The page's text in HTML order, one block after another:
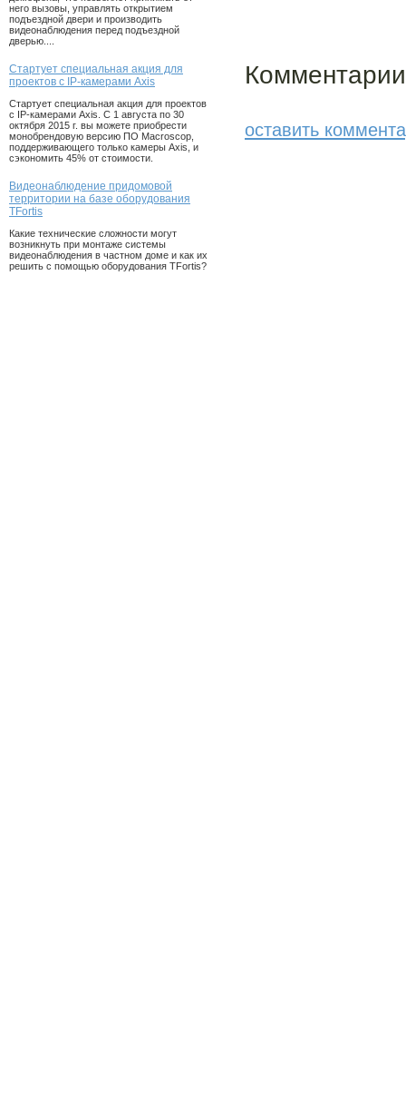
него вызовы, управлять открытием
подъездной двери и производить
видеонаблюдения перед подъездной
дверью....
Стартует специальная акция для
проектов с IP-камерами Axis
Стартует специальная акция для проектов
с IP-камерами Axis. С 1 августа по 30
октября 2015 г. вы можете приобрести
монобрендовую версию ПО Macroscop,
поддерживающего только камеры Axis, и
сэкономить 45% от стоимости.
Видеонаблюдение придомовой
территории на базе оборудования
TFortis
Какие технические сложности могут
возникнуть при монтаже системы
видеонаблюдения в частном доме и как их
решить с помощью оборудования TFortis?
оставить